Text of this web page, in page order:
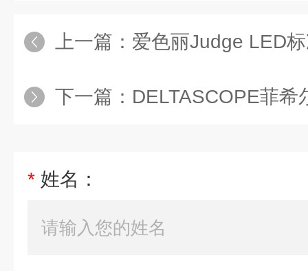
上一篇： 爱色丽Judge LED
下一篇： DELTASCOPE菲希尔CMS2电
* 姓名：